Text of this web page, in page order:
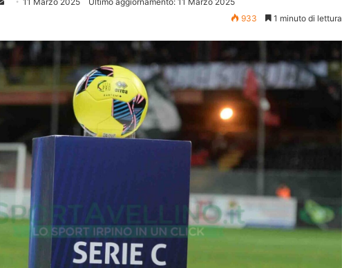
933
1 minuto di lettura